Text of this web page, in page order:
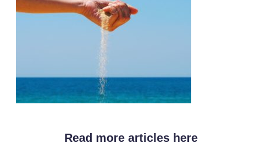
Read more articles here